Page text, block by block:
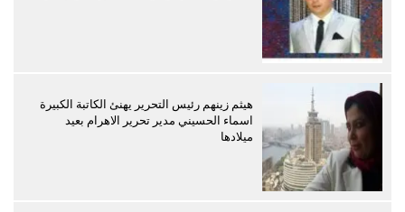
هيثم زينهم رئيس التحرير يهنئ الكاتبة الكبيرة
اسماء الحسيني مدير تحرير الاهرام بعيد
ميلادها